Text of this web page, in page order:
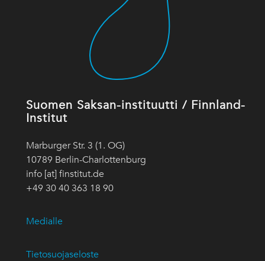
Suomen Saksan-instituutti / Finnland-
Institut
Marburger Str. 3 (1. OG)
10789 Berlin-Charlottenburg
info [at] finstitut.de
+49 30 40 363 18 90
Medialle
Tietosuojaseloste